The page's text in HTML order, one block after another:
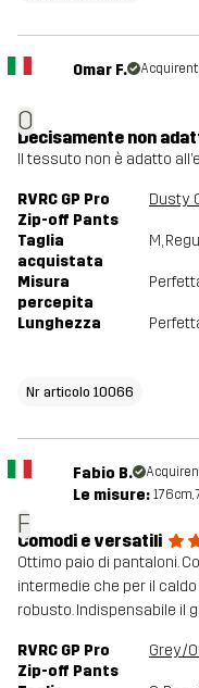
O
Omar F.
Decisamente non
Il tessuto non è adatto
RVRC GP Pro
Zip-off Pants
Taglia
acquistata
M,
Misura
percepita
Lunghezza
Nr articolo 10066
F
Fabio B.
Le misure: 176cm,
Comodi e versatili
Ottimo paio di pantaloni.
intermedie che per il
robusto. Indispensabile il
RVRC GP Pro
Zip-off Pants
Grey/